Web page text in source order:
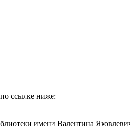
по ссылке ниже:
имени Валентина